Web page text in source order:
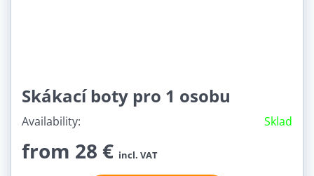
Skákací boty pro 1 osobu
Availability: Sklad
from 28 € incl. VAT